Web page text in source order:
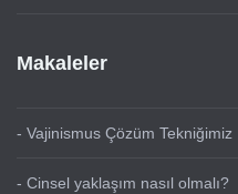
Makaleler
- Vajinismus Çözüm Tekniğimiz
- Cinsel yaklaşım nasıl olmalı?